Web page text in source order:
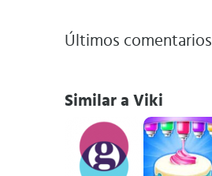
Últimos comentarios
Similar a Viki